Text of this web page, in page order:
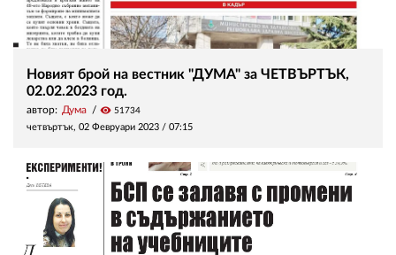
Новият брой на вестник "ДУМА" за ЧЕТВЪРТЪК,
02.02.2023 год.
автор: Дума visibility 51734
четвъртък, 02 Февруари 2023 / 07:15